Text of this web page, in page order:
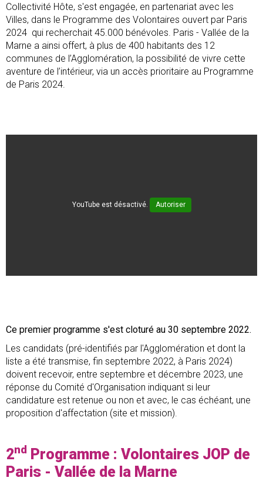
Collectivité Hôte, s'est engagée, en partenariat avec les
Villes, dans le Programme des Volontaires ouvert par Paris
2024 qui recherchait 45.000 bénévoles. Paris - Vallée de la
Marne a ainsi offert, à plus de 400 habitants des 12
communes de l’Agglomération, la possibilité de vivre cette
aventure de l’intérieur, via un accès prioritaire au Programme
de Paris 2024.
YouTube est désactivé. Autoriser
Ce premier programme s'est cloturé au 30 septembre 2022.
Les candidats (pré-identifiés par l'Agglomération et dont la
liste a été transmise, fin septembre 2022, à Paris 2024)
doivent recevoir, entre septembre et décembre 2023, une
réponse du Comité d'Organisation indiquant si leur
candidature est retenue ou non et avec, le cas échéant, une
proposition d'affectation (site et mission).
2nd Programme : Volontaires JOP de
Paris - Vallée de la Marne